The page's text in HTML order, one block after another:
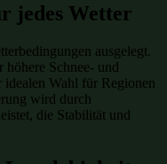
jedes Wetter
ausgelegt.
Schnee- und
idealen Wahl für Regionen
wird durch
die Stabilität und